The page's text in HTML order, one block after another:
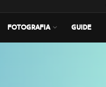
FOTOGRAFIA GUIDE